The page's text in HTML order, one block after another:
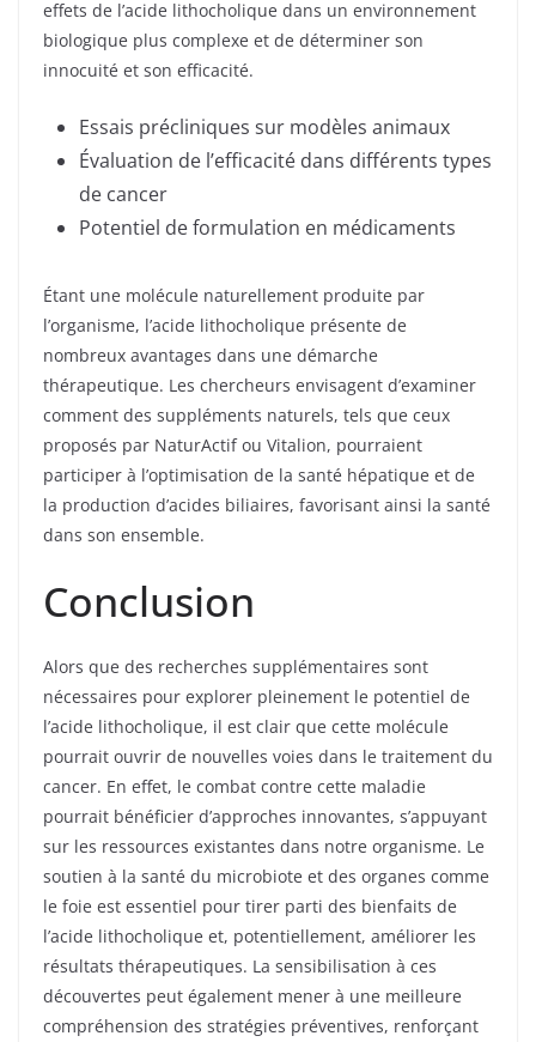
effets de l’acide lithocholique dans un environnement
biologique plus complexe et de déterminer son
innocuité et son efficacité.
Essais précliniques sur modèles animaux
Évaluation de l’efficacité dans différents types
de cancer
Potentiel de formulation en médicaments
Étant une molécule naturellement produite par
l’organisme, l’acide lithocholique présente de
nombreux avantages dans une démarche
thérapeutique. Les chercheurs envisagent d’examiner
comment des suppléments naturels, tels que ceux
proposés par NaturActif ou Vitalion, pourraient
participer à l’optimisation de la santé hépatique et de
la production d’acides biliaires, favorisant ainsi la santé
dans son ensemble.
Conclusion
Alors que des recherches supplémentaires sont
nécessaires pour explorer pleinement le potentiel de
l’acide lithocholique, il est clair que cette molécule
pourrait ouvrir de nouvelles voies dans le traitement du
cancer. En effet, le combat contre cette maladie
pourrait bénéficier d’approches innovantes, s’appuyant
sur les ressources existantes dans notre organisme. Le
soutien à la santé du microbiote et des organes comme
le foie est essentiel pour tirer parti des bienfaits de
l’acide lithocholique et, potentiellement, améliorer les
résultats thérapeutiques. La sensibilisation à ces
découvertes peut également mener à une meilleure
compréhension des stratégies préventives, renforçant